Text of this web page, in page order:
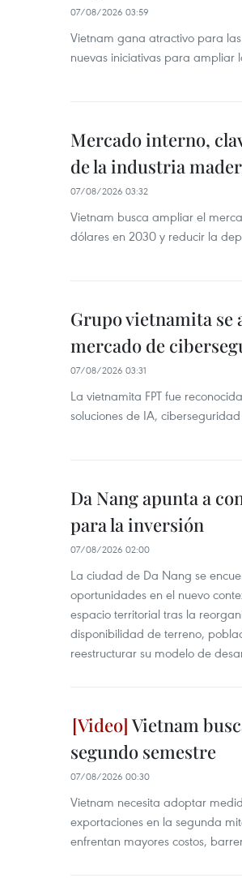
07/08/2026 03:59
Vietnam gana atractivo para
nuevas iniciativas para ampliar
Mercado interno,
de la industria
07/08/2026 03:32
Vietnam busca ampliar el
dólares en 2030 y reducir la
Grupo vietnamita se
mercado de
07/08/2026 03:31
La vietnamita FPT fue
soluciones de IA,
Da Nang apunta a
para la inversión
07/08/2026 02:00
La ciudad de Da Nang se
oportunidades en el nuevo
espacio territorial tras la
disponibilidad de terreno,
reestructurar su modelo de
Vietnam
segundo semestre
07/08/2026 00:30
Vietnam necesita adoptar
exportaciones en la segunda
enfrentan mayores costos,